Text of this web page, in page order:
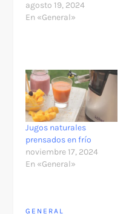
agosto 19, 2024
En «General»
Jugos naturales
prensados en frío
noviembre 17, 2024
En «General»
GENERAL